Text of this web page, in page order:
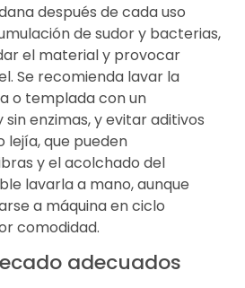
después de cada uso
de sudor y bacterias,
el material y provocar
Se recomienda lavar la
o templada con un
enzimas, y evitar aditivos
lejía, que pueden
y el acolchado del
lavarla a mano, aunque
a máquina en ciclo
comodidad.
adecuados